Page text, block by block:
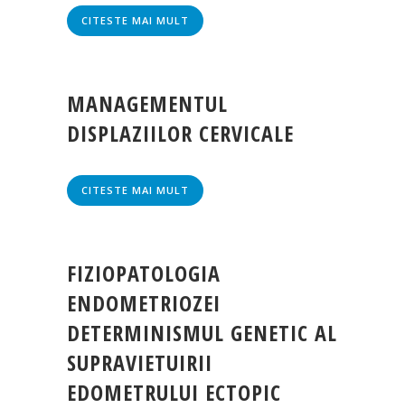
CITESTE MAI MULT
MANAGEMENTUL
DISPLAZIILOR CERVICALE
CITESTE MAI MULT
FIZIOPATOLOGIA
ENDOMETRIOZEI
DETERMINISMUL GENETIC AL
SUPRAVIETUIRII
EDOMETRULUI ECTOPIC